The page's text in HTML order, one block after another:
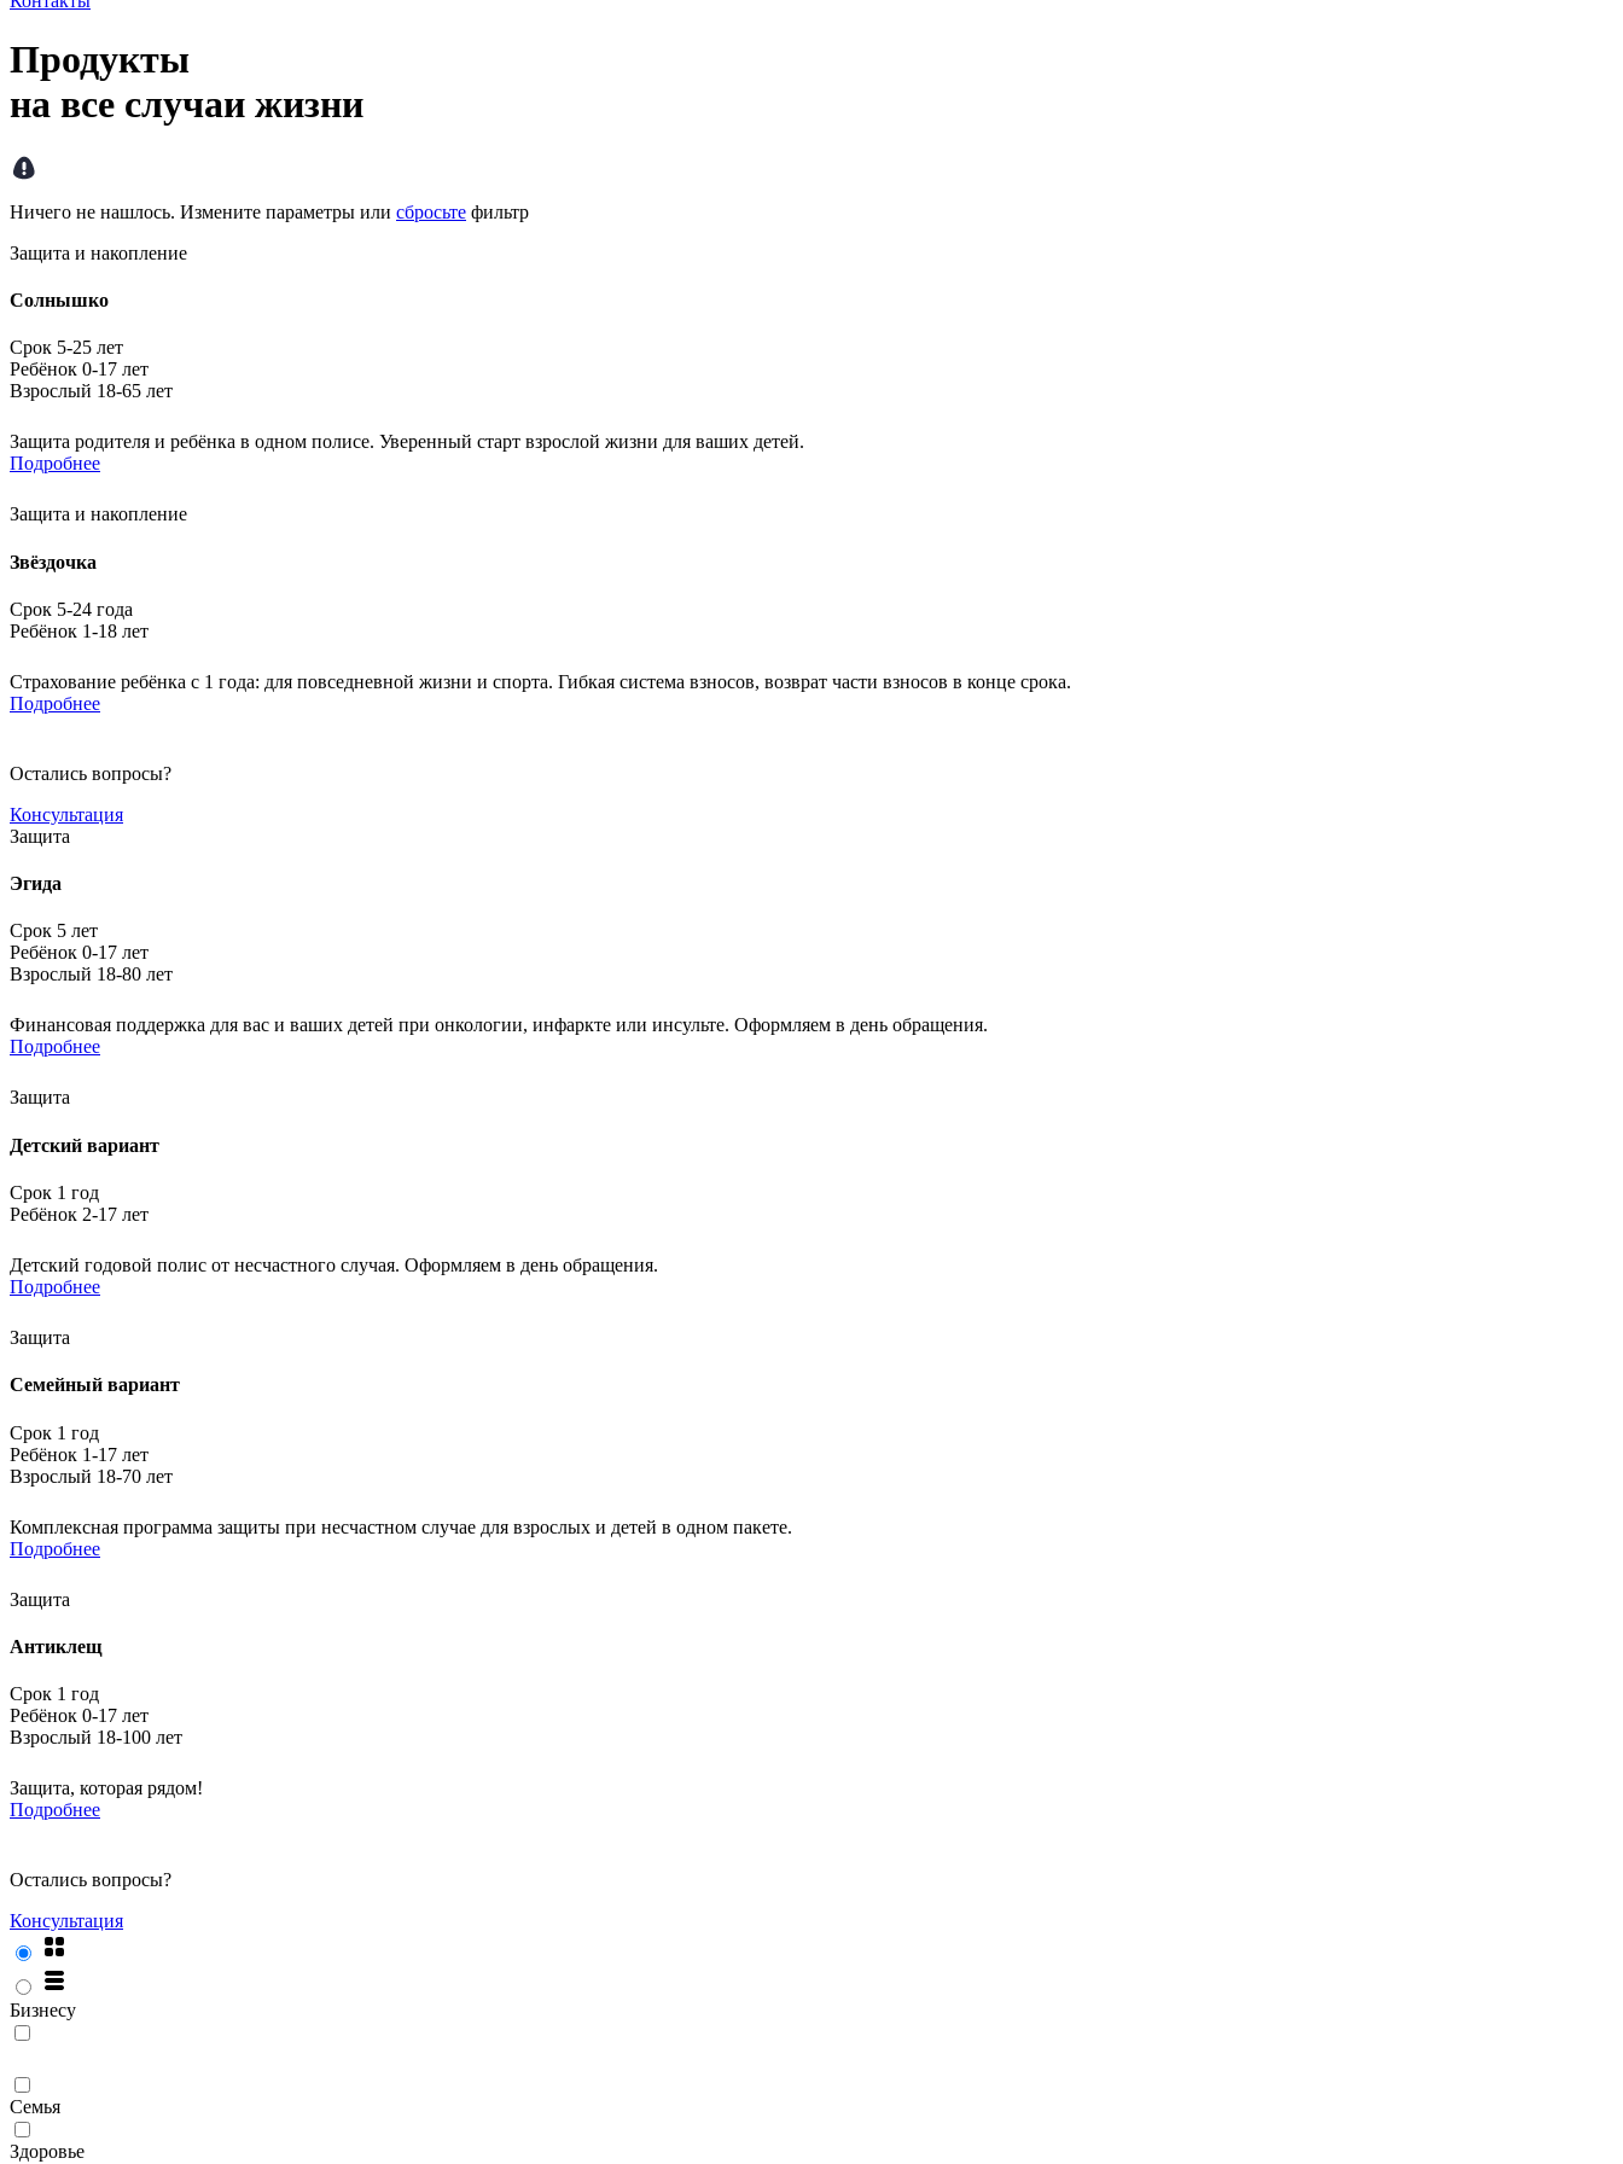
Продукты
на все случаи жизни
Ничего не нашлось. Измените параметры или сбросьте фильтр
Защита и накопление
Солнышко
Срок 5-25 лет
Ребёнок 0-17 лет
Взрослый 18-65 лет
Защита родителя и ребёнка в одном полисе. Уверенный старт взрослой жизни для ваших детей.
Подробнее
Защита и накопление
Звёздочка
Срок 5-24 года
Ребёнок 1-18 лет
Страхование ребёнка с 1 года: для повседневной жизни и спорта. Гибкая система взносов, возврат части взносов в конце срока.
Подробнее
Остались вопросы?
Консультация
Защита
Эгида
Срок 5 лет
Ребёнок 0-17 лет
Взрослый 18-80 лет
Финансовая поддержка для вас и ваших детей при онкологии, инфаркте или инсульте. Оформляем в день обращения.
Подробнее
Защита
Детский вариант
Срок 1 год
Ребёнок 2-17 лет
Детский годовой полис от несчастного случая. Оформляем в день обращения.
Подробнее
Защита
Семейный вариант
Срок 1 год
Ребёнок 1-17 лет
Взрослый 18-70 лет
Комплексная программа защиты при несчастном случае для взрослых и детей в одном пакете.
Подробнее
Защита
Антиклещ
Срок 1 год
Ребёнок 0-17 лет
Взрослый 18-100 лет
Защита, которая рядом!
Подробнее
Остались вопросы?
Консультация
Бизнесу
Семья
Здоровье